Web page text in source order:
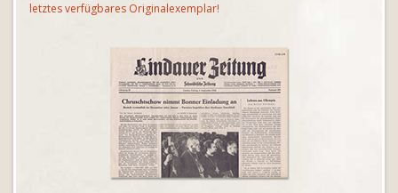
letztes verfügbares Originalexemplar!